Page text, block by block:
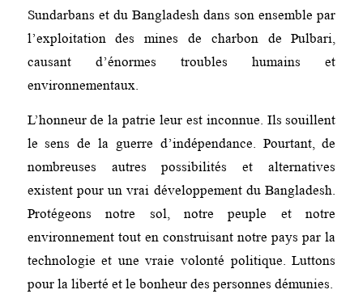
Sundarbans et du Bangladesh dans son ensemble par
l’exploitation des mines de charbon de Pulbari,
causant d’énormes troubles humains et
environnementaux.
L’honneur de la patrie leur est inconnue. Ils souillent
le sens de la guerre d’indépendance. Pourtant, de
nombreuses autres possibilités et alternatives
existent pour un vrai développement du Bangladesh.
Protégeons notre sol, notre peuple et notre
environnement tout en construisant notre pays par la
technologie et une vraie volonté politique. Luttons
pour la liberté et le bonheur des personnes démunies.